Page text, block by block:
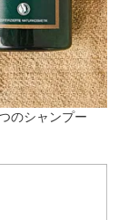
のシャンプー